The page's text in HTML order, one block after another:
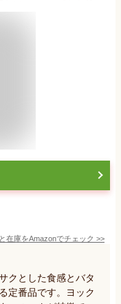
在庫をAmazonでチェック >>
クとした食感とバタ
定番品です。ヨック